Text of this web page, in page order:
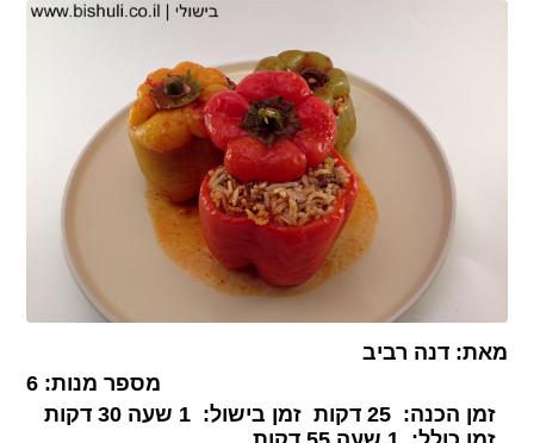
מאת:דנה רביב
מספר מנות: 6
זמן הכנה:25 דקות זמן בישול:1 שעה 30 דקות